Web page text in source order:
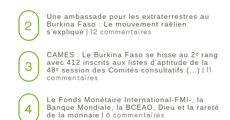
2
Une ambassade pour les extraterrestres au
Burkina Faso : Le mouvement raëlien
s’explique | 12 commentaires
3
CAMES : Le Burkina Faso se hisse au 2ᵉ rang
avec 412 inscrits aux listes d’aptitude de la
48ᵉ session des Comités consultatifs (…) | 11
commentaires
4
Le Fonds Monétaire International-FMI-, la
Banque Mondiale, la BCEAO, Dieu et la rareté
de la monnaie | 6 commentaires